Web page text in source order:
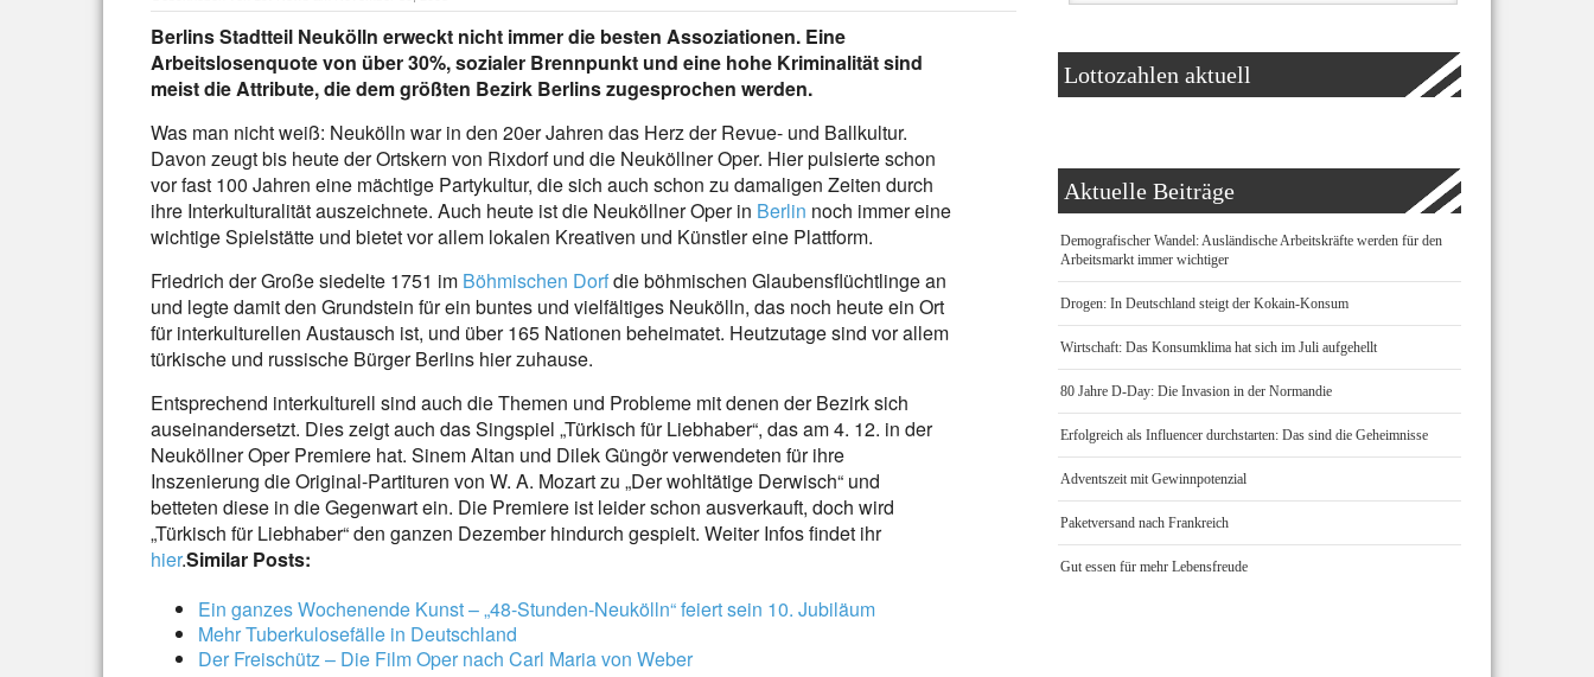
Berlins Stadtteil Neukölln erweckt nicht immer die besten Assoziationen. Eine
Arbeitslosenquote von über 30%, sozialer Brennpunkt und eine hohe Kriminalität sind
meist die Attribute, die dem größten Bezirk Berlins zugesprochen werden.
Was man nicht weiß: Neukölln war in den 20er Jahren das Herz der Revue- und Ballkultur.
Davon zeugt bis heute der Ortskern von Rixdorf und die Neuköllner Oper. Hier pulsierte schon
vor fast 100 Jahren eine mächtige Partykultur, die sich auch schon zu damaligen Zeiten durch
ihre Interkulturalität auszeichnete. Auch heute ist die Neuköllner Oper in Berlin noch immer eine
wichtige Spielstätte und bietet vor allem lokalen Kreativen und Künstler eine Plattform.
Friedrich der Große siedelte 1751 im Böhmischen Dorfdie böhmischen Glaubensflüchtlinge an
und legte damit den Grundstein für ein buntes und vielfältiges Neukölln, das noch heute ein Ort
für interkulturellen Austausch ist, und über 165 Nationen beheimatet. Heutzutage sind vor allem
türkische und russische Bürger Berlins hier zuhause.
Entsprechend interkulturell sind auch die Themen und Probleme mit denen der Bezirk sich
auseinandersetzt. Dies zeigt auch das Singspiel „Türkisch für Liebhaber“, das am 4. 12. in der
Neuköllner Oper Premiere hat. Sinem Altan und Dilek Güngör verwendeten für ihre
Inszenierung die Original-Partituren von W. A. Mozart zu „Der wohltätige Derwisch“ und
betteten diese in die Gegenwart ein. Die Premiere ist leider schon ausverkauft, doch wird
„Türkisch für Liebhaber“ den ganzen Dezember hindurch gespielt. Weiter Infos findet ihr
hier.Similar Posts:
Ein ganzes Wochenende Kunst – „48-Stunden-Neukölln“ feiert sein 10. Jubiläum
Mehr Tuberkulosefälle in Deutschland
Der Freischütz – Die Film Oper nach Carl Maria von Weber
Lottozahlen aktuell
Aktuelle Beiträge
Demografischer Wandel: Ausländische Arbeitskräfte werden für den
Arbeitsmarkt immer wichtiger
Drogen: In Deutschland steigt der Kokain-Konsum
Wirtschaft: Das Konsumklima hat sich im Juli aufgehellt
80 Jahre D-Day: Die Invasion in der Normandie
Erfolgreich als Influencer durchstarten: Das sind die Geheimnisse
Adventszeit mit Gewinnpotenzial
Paketversand nach Frankreich
Gut essen für mehr Lebensfreude